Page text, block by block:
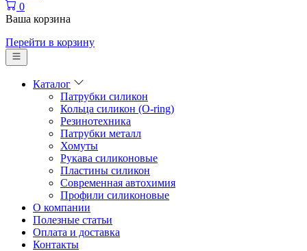
0
Ваша корзина
Перейти в корзину
Каталог
Патрубки силикон
Кольца силикон (O-ring)
Резинотехника
Патрубки металл
Хомуты
Рукава силиконовые
Пластины силикон
Современная автохимия
Профили силиконовые
О компании
Полезные статьи
Оплата и доставка
Контакты